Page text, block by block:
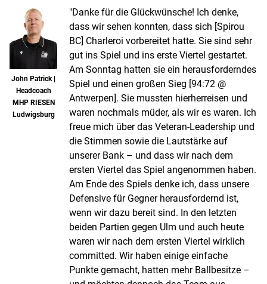
John Patrick |
Headcoach
MHP RIESEN
Ludwigsburg
"Danke für die Glückwünsche! Ich denke,
dass wir sehen konnten, dass sich [Spirou
BC] Charleroi vorbereitet hatte. Sie sind sehr
gut ins Spiel und ins erste Viertel gestartet.
Am Sonntag hatten sie ein herausforderndes
Spiel und einen großen Sieg [94:72 @
Antwerpen]. Sie mussten hierherreisen und
waren nochmals müder, als wir es waren. Ich
freue mich über das Veteran-Leadership und
die Stimmen sowie die Lautstärke auf
unserer Bank – und dass wir nach dem
ersten Viertel das Spiel angenommen haben.
Am Ende des Spiels denke ich, dass unsere
Defensive für Gegner herausfordernd ist,
wenn wir dazu bereit sind. In den letzten
beiden Partien gegen Ulm und auch heute
waren wir nach dem ersten Viertel wirklich
committed. Wir haben einige einfache
Punkte gemacht, hatten mehr Ballbesitze –